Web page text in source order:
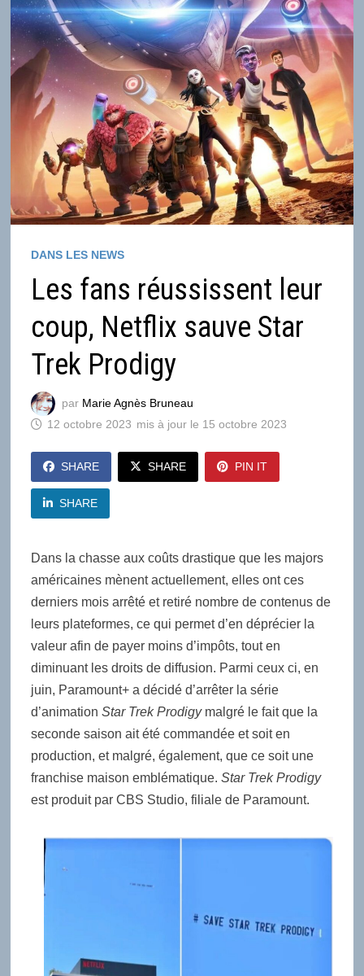
DANS LES NEWS
Les fans réussissent leur
coup, Netflix sauve Star
Trek Prodigy
par Marie Agnès Bruneau
12 octobre 2023
15 octobre 2023
SHARE SHARE PIN IT
SHARE
Dans la chasse aux coûts drastique que les majors
américaines mènent actuellement, elles ont ces
derniers mois arrêté et retiré nombre de contenus de
leurs plateformes, ce qui permet d’en déprécier la
valeur afin de payer moins d’impôts, tout en
diminuant les droits de diffusion. Parmi ceux ci, en
juin, Paramount+ a décidé d’arrêter la série
d’animation Star Trek Prodigy malgré le fait que la
seconde saison ait été commandée et soit en
production, et malgré, également, que ce soit une
franchise maison emblématique. Star Trek Prodigy
est produit par CBS Studio, filiale de Paramount.